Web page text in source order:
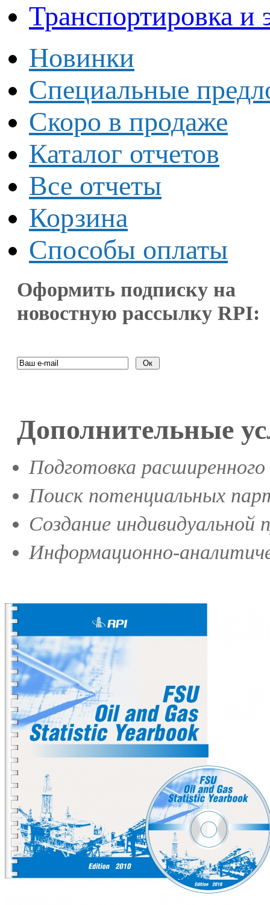
Транспортировка и
Новинки
Специальные
Скоро в продаже
Каталог отчетов
Все отчеты
Корзина
Способы оплаты
Оформить подписку на
новостную рассылку RPI:
Дополнительные
Подготовка
Поиск потенциальных
Создание индивидуальной
Информационно-